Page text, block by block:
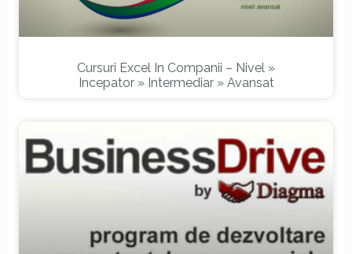
Cursuri Excel In Companii – Nivel »
Incepator » Intermediar » Avansat